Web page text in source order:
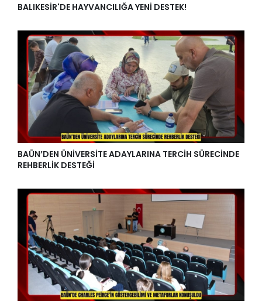
BALIKESİR'DE HAYVANCILIĞA YENİ DESTEK!
BAÜN’DEN ÜNİVERSİTE ADAYLARINA TERCİH SÜRECİNDE
REHBERLİK DESTEĞİ